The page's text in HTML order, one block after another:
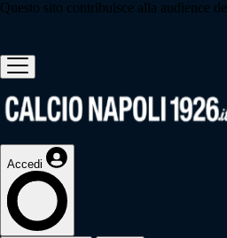
Questo sito contribuisce alla audience de
Accedi